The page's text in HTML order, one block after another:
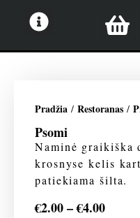
Pradžia / Restoranas /
Psomi
Naminė graikiška
krosnyse kelis
patiekiama šilta.
€2.00–€4.00